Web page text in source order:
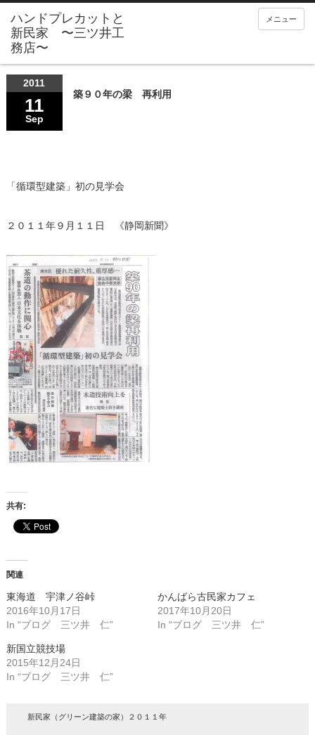
メニュー
2011
11
Sep
築９０年の梁 再利用
「循環型建築」初の見学会
２０１１年９月１１日 《静岡新聞》
共有:
関連
東海道 宇津ノ谷峠
2016年10月17日
In “ブログ 三ツ井 仁”
かんばら古民家カフェ
2017年10月20日
In “ブログ 三ツ井 仁”
新国立競技場
2015年12月24日
In “ブログ 三ツ井 仁”
新民家（グリーン建築の家）２０１１年